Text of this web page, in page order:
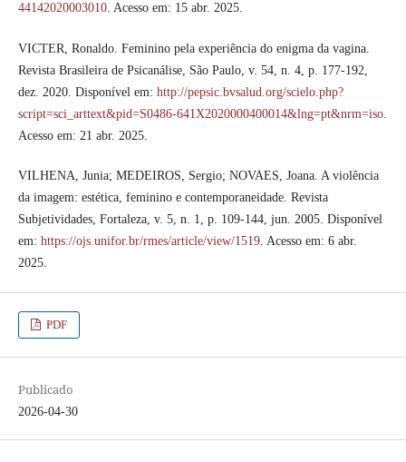
44142020003010. Acesso em: 15 abr. 2025.
VICTER, Ronaldo. Feminino pela experiência do enigma da vagina.
Revista Brasileira de Psicanálise, São Paulo, v. 54, n. 4, p. 177-192,
dez. 2020. Disponível em: http://pepsic.bvsalud.org/scielo.php?
script=sci_arttext&pid=S0486-641X2020000400014&lng=pt&nrm=iso.
Acesso em: 21 abr. 2025.
VILHENA, Junia; MEDEIROS, Sergio; NOVAES, Joana. A violência
da imagem: estética, feminino e contemporaneidade. Revista
Subjetividades, Fortaleza, v. 5, n. 1, p. 109-144, jun. 2005. Disponível
em: https://ojs.unifor.br/rmes/article/view/1519. Acesso em: 6 abr.
2025.
PDF
Publicado
2026-04-30